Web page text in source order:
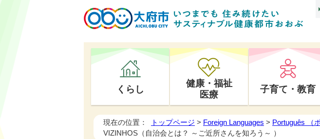
くらし
健康・福祉
医療
子育て・教育
現在の位置： トップページ > Foreign Languages > Português （
VIZINHOS（自治会とは？ ～ご近所さんを知ろう～ ）